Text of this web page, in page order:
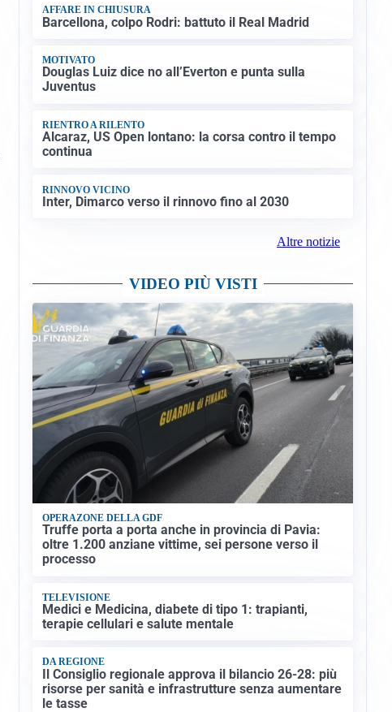
AFFARE IN CHIUSURA
Barcellona, colpo Rodri: battuto il Real Madrid
MOTIVATO
Douglas Luiz dice no all’Everton e punta sulla
Juventus
RIENTRO A RILENTO
Alcaraz, US Open lontano: la corsa contro il tempo
continua
RINNOVO VICINO
Inter, Dimarco verso il rinnovo fino al 2030
Altre notizie
VIDEO PIÙ VISTI
OPERAZONE DELLA GDF
Truffe porta a porta anche in provincia di Pavia:
oltre 1.200 anziane vittime, sei persone verso il
processo
TELEVISIONE
Medici e Medicina, diabete di tipo 1: trapianti,
terapie cellulari e salute mentale
DA REGIONE
Il Consiglio regionale approva il bilancio 26-28: più
risorse per sanità e infrastrutture senza aumentare
le tasse